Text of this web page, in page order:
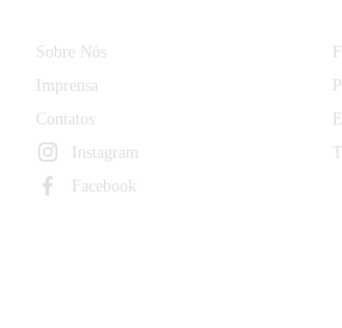
Sobre Nós
Imprensa
Contatos
Instagram
Facebook